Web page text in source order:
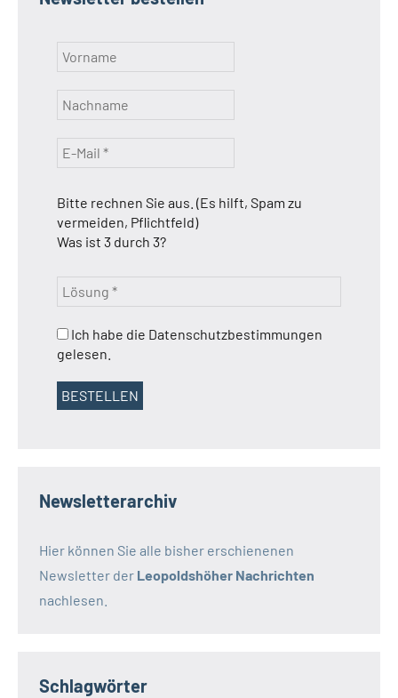
Bitte rechnen Sie aus. (Es hilft, Spam zu
vermeiden, Pflichtfeld)
Was ist 3 durch 3?
Ich habe die Datenschutzbestimmungen
gelesen.
Newsletterarchiv
Hier können Sie alle bisher erschienenen
Newsletter der Leopoldshöher Nachrichten
nachlesen.
Schlagwörter